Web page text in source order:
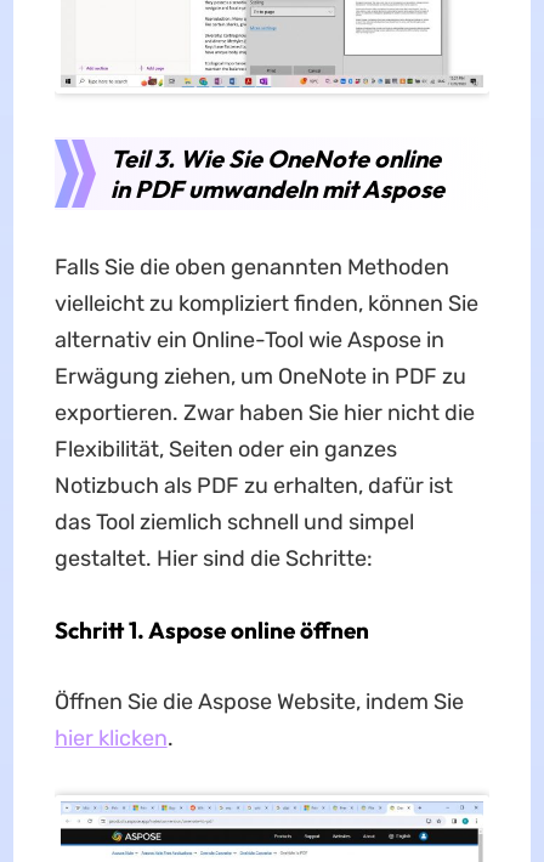
Teil 3. Wie Sie OneNote online
in PDF umwandeln mit Aspose
Falls Sie die oben genannten Methoden
vielleicht zu kompliziert finden, können Sie
alternativ ein Online-Tool wie Aspose in
Erwägung ziehen, um OneNote in PDF zu
exportieren. Zwar haben Sie hier nicht die
Flexibilität, Seiten oder ein ganzes
Notizbuch als PDF zu erhalten, dafür ist
das Tool ziemlich schnell und simpel
gestaltet. Hier sind die Schritte:
Schritt 1. Aspose online öffnen
Öffnen Sie die Aspose Website, indem Sie
hier klicken.